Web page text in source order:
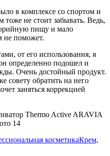
в комплексе со спортом и
не стоит забывать. Ведь,
пищу и мало
не поможет.
от его использования, я
определенно подошел и
Очень достойный продукт.
совету обратить на него
заняться коррекцией
косметикаКрем,